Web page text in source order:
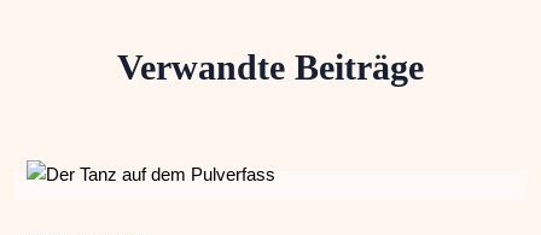
Verwandte Beiträge